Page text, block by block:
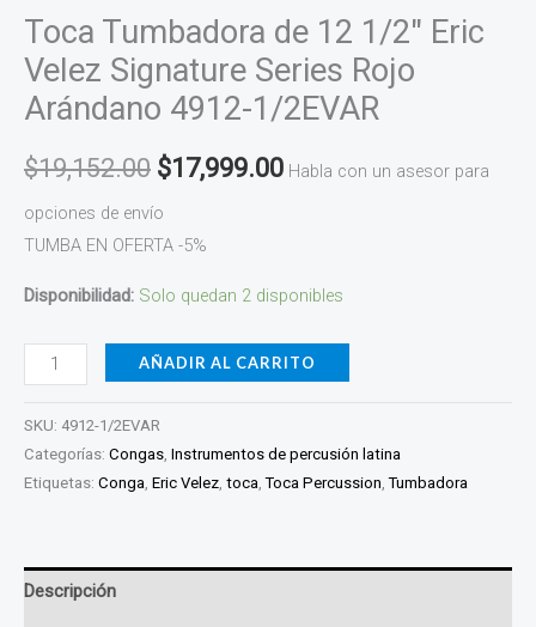
Toca Tumbadora de 12 1/2″ Eric
Velez Signature Series Rojo
Arándano 4912-1/2EVAR
$19,152.00 $17,999.00 Habla con un asesor para
opciones de envío
TUMBA EN OFERTA -5%
Disponibilidad: Solo quedan 2 disponibles
AÑADIR AL CARRITO
SKU: 4912-1/2EVAR
Categorías: Congas Instrumentos de percusión latina
Etiquetas: Conga Eric Velez toca ,Toca Percussion ,Tumbadora
Descripción